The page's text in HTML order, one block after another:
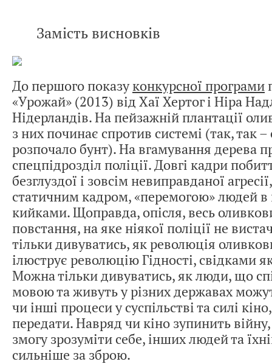
Замість висновків
До першого показуконкурсної програми
«Урожай» (2013) від Хаї Хертог і Ніра
Нідерландів. На пейзажній плантації
з них починає спротив системі (так, так
розпочало бунт). На вгамування дерева
спецпідрозділ поліції. Довгі кадри
безглуздої і зовсім невиправданої
статичним кадром, «перемогою» людей в
кийками. Щоправда, опісля, весь
повстання, на яке ніякої поліції не
тільки дивуватись, як революція
ілюструє революцію Гідності, свідками
Можна тільки дивуватись, як люди, що
мовою та живуть у різних державах
чи інші процеси у суспільстві та силі
передати. Навряд чи кіно зупинить
змогу зрозуміти себе, інших людей та
сильніше за зброю.